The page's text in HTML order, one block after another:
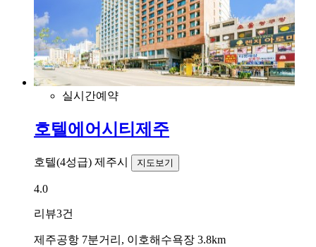
실시간예약
호텔에어시티제주
호텔(4성급) 제주시 지도보기
4.0
리뷰3건
제주공항 7분거리, 이호해수욕장 3.8km